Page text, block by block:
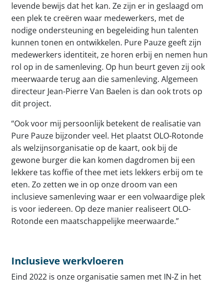
levende bewijs dat het kan. Ze zijn er in geslaagd om
een plek te creëren waar medewerkers, met de
nodige ondersteuning en begeleiding hun talenten
kunnen tonen en ontwikkelen. Pure Pauze geeft zijn
medewerkers identiteit, ze horen erbij en nemen hun
rol op in de samenleving. Op hun beurt geven zij ook
meerwaarde terug aan die samenleving. Algemeen
directeur Jean-Pierre Van Baelen is dan ook trots op
dit project.
“Ook voor mij persoonlijk betekent de realisatie van
Pure Pauze bijzonder veel. Het plaatst OLO-Rotonde
als welzijnsorganisatie op de kaart, ook bij de
gewone burger die kan komen dagdromen bij een
lekkere tas koffie of thee met iets lekkers erbij om te
eten. Zo zetten we in op onze droom van een
inclusieve samenleving waar er een volwaardige plek
is voor iedereen. Op deze manier realiseert OLO-
Rotonde een maatschappelijke meerwaarde.”
Inclusieve werkvloeren
Eind 2022 is onze organisatie samen met IN-Z in het